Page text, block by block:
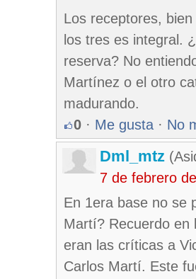
Los receptores,
los tres es integral.
reserva? No
Martínez o el otro
madurando.
0 · Me gusta · No
Dml_mtz
7 de febrero
En 1era base no se
Martí? Recuerdo en
eran las críticas a
Carlos Martí. Este